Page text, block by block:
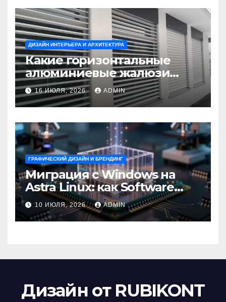
ДИЗАЙН ИНТЕРЬЕРА И АРХИТЕКТУРА
Какие горизонтальные
алюминиевые жалюзи
выбрать для окон?
16 ИЮЛЯ, 2026 ADMIN
ГРАФИЧЕСКИЙ ДИЗАЙН И БРЕНДИНГ
Миграция с Windows на
Astra Linux: как Software
Group успешно перешла на
отечественную ОС
10 ИЮЛЯ, 2026 ADMIN
Дизайн от RUBIKONT